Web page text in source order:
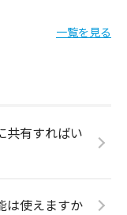
一覧を見る
共有すればい
は使えますか